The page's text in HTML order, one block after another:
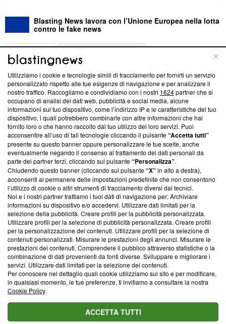
Blasting News lavora con l’Unione Europea nella lotta
contro le fake news
ABOUT
Questa sezione offre informazioni trasparenti su Blasting
News, sui nostri processi editoriali e su come ci impegniamo a
creare news di qualità. Inoltre, afferma la nostra aderenza a
‘Trust Project - News with Integrity’Blasting News non è
ancora membro del programma, ma ha richiesto di farne
parte; Trust Project non ha ancora effettuato una verifica di
conformità agli standard.
Su di noi
Team editoriale
Corporate
Redazione
Informativa Privacy
Cookie Policy
Blasting SA, IDI CHE-247.845.224, Via Carlo Frasca, 3 - 6900
Lugano (Svizzera) Tel:+39 0690258937
© 2026 Blasting News
Utilizziamo i cookie e tecnologie simili di tracciamento per fornirti un servizio
personalizzato rispetto alle tue esigenze di navigazione e per analizzare il
nostro traffico. Raccogliamo e condividiamo con i nostri 1624partner che si
occupano di analisi dei dati web, pubblicità e social media, alcune
informazioni sul tuo dispositivo, come l’indirizzo IP e le caratteristiche del tuo
dispositivo, i quali potrebbero combinarle con altre informazioni che hai
fornito loro o che hanno raccolto dal tuo utilizzo dei loro servizi. Puoi
acconsentire all’uso di tali tecnologie cliccando il pulsante“Accetta tutti”
presente su questo banner oppure personalizzare le tue scelte, anche
eventualmente negando il consenso al trattamento dei dati personali da
parte dei partner terzi, cliccando sul pulsante“Personalizza”.
Chiudendo questo banner (cliccando sul pulsante“X”in alto a destra),
acconsenti al permanere delle impostazioni predefinite che non consentono
l’utilizzo di cookie o altri strumenti di tracciamento diversi dai tecnici.
Noi e i nostri partner trattiamo i tuoi dati di navigazione per: Archiviare
informazioni su dispositivo e/o accedervi. Utilizzare dati limitati per la
selezione della pubblicità. Creare profili per la pubblicità personalizzata.
Utilizzare profili per la selezione di pubblicità personalizzata. Creare profili
per la personalizzazione dei contenuti. Utilizzare profili per la selezione di
contenuti personalizzati. Misurare le prestazioni degli annunci. Misurare le
prestazioni dei contenuti. Comprendere il pubblico attraverso statistiche o la
combinazione di dati provenienti da fonti diverse. Sviluppare e migliorare i
servizi. Utilizzare dati limitati per la selezione dei contenuti.
Per conoscere nel dettaglio quali cookie utilizziamo sul sito e per modificare,
in qualsiasi momento, le tue preferenze, ti invitiamo a consultare la nostra
Cookie Policy.
ACCETTA TUTTI